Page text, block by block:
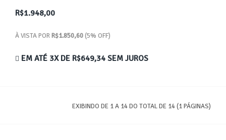
R$1.948,00
À VISTA PORR$1.850,60(5% OFF)
EM ATÉ 3X DE R$649,34 SEM JUROS
EXIBINDO DE 1 A 14 DO TOTAL DE 14 (1 PÁGINAS)